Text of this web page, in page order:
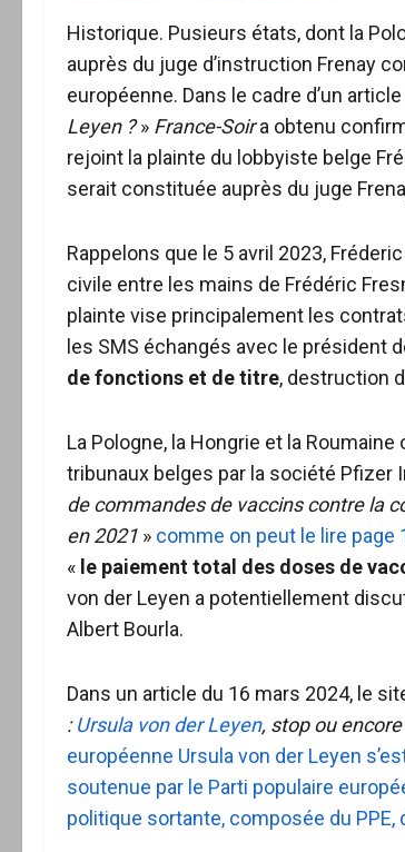
Historique. Pusieurs états, dont la
auprès du juge d’instruction Frenay
européenne. Dans le cadre d’un
Leyen ?» France-Soira obtenu
rejoint la plainte du lobbyiste belge
serait constituée auprès du juge
Rappelons que le 5 avril 2023,
civile entre les mains de Frédéric
plainte vise principalement les
les SMS échangés avec le président
de fonctions et de titre, destruction
La Pologne, la Hongrie et la
tribunaux belges par la société Pfizer
de commandes de vaccins contre la
en 2021 » comme on peut le lire page
« le paiement total des doses de
von der Leyen a potentiellement
Albert Bourla.
Dans un article du 16 mars 2024, le
:Ursula von der Leyen, stop ou
européenne Ursula von der Leyen
soutenue par le Parti populaire
politique sortante, composée du